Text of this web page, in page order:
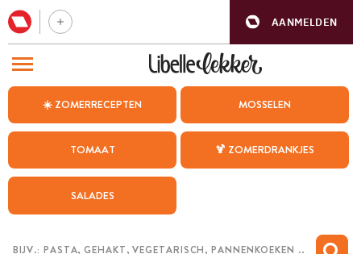
AANMELDEN
☀️ ZOMERRECEPTEN MOSSELEN
TOMAAT 🍹 ZOMERDRANKJES
SALADES
BEZOEK ONZE ANDERE WEBSITES
WEEKMENU
CHAT MET MAIA